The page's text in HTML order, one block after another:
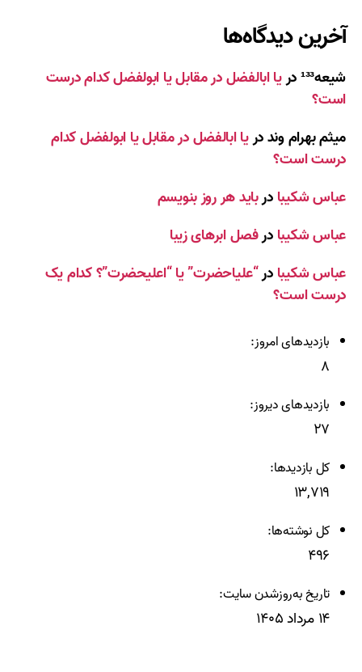
آخرین دیدگاه‌ها
شیعه¹³³ دریا ابالفضل در مقابل یا ابولفضل کدام درست
است؟
میثم بهرام ونددریا ابالفضل در مقابل یا ابولفضل کدام
درست است؟
عباس شکیبا درباید هر روز بنویسم
عباس شکیبا درفصل ابرهای زیبا
عباس شکیبا در“علیاحضرت” یا “اعلیحضرت”؟ کدام یک
درست است؟
بازدیدهای امروز:
۸
بازدیدهای دیروز:
۲۷
کل بازدیدها:
۱۳,۷۱۹
کل نوشته‌ها:
۴۹۶
تاریخ به‌روزشدن سایت:
۱۴ مرداد ۱۴۰۵